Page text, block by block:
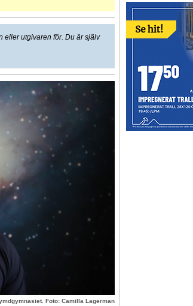
eller utgivaren för. Du är själv
Foto: Camilla Lagerman